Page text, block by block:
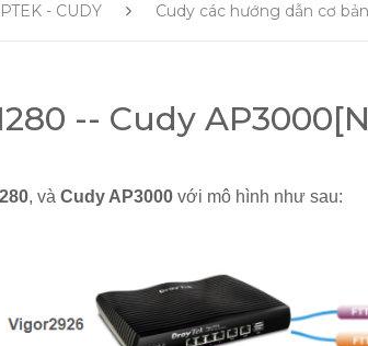
- CUDY Cudy các hướng dẫn cơ bản
-- Cudy
, và Cudy AP3000 với mô hình như sau: